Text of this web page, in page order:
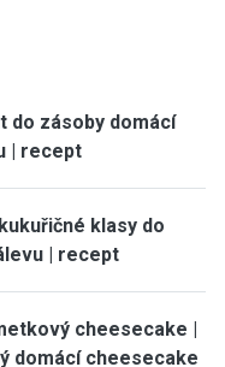
do zásoby domácí
| recept
klasy do
| recept
cheesecake |
domácí cheesecake